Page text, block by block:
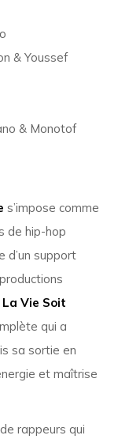
& Youssef
& Monotof
s’impose comme
de hip-hop
d’un support
La Vie Soit
qui a
sa sortie en
et maîtrise
rappeurs qui